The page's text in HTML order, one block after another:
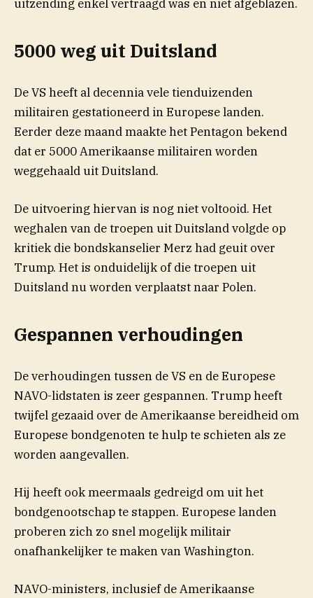
uitzending enkel vertraagd was en niet afgeblazen.
5000 weg uit Duitsland
De VS heeft al decennia vele tienduizenden
militairen gestationeerd in Europese landen.
Eerder deze maand maakte het Pentagon bekend
dat er 5000 Amerikaanse militairen worden
weggehaald uit Duitsland.
De uitvoering hiervan is nog niet voltooid. Het
weghalen van de troepen uit Duitsland volgde op
kritiek die bondskanselier Merz had geuit over
Trump. Het is onduidelijk of die troepen uit
Duitsland nu worden verplaatst naar Polen.
Gespannen verhoudingen
De verhoudingen tussen de VS en de Europese
NAVO-lidstaten is zeer gespannen. Trump heeft
twijfel gezaaid over de Amerikaanse bereidheid om
Europese bondgenoten te hulp te schieten als ze
worden aangevallen.
Hij heeft ook meermaals gedreigd om uit het
bondgenootschap te stappen. Europese landen
proberen zich zo snel mogelijk militair
onafhankelijker te maken van Washington.
NAVO-ministers, inclusief de Amerikaanse